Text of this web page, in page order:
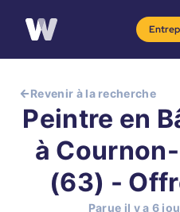
Revenir à la recherche
Peintre en
à
(63) -
Parue il y a 6